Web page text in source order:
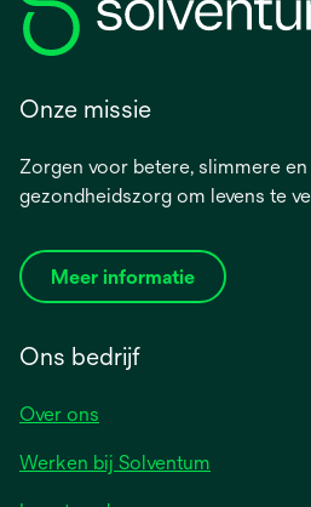
Onze missie
Zorgen voor betere, slimmere
gezondheidszorg om levens te
Meer informatie
Ons bedrijf
Over ons
Werken bij Solventum